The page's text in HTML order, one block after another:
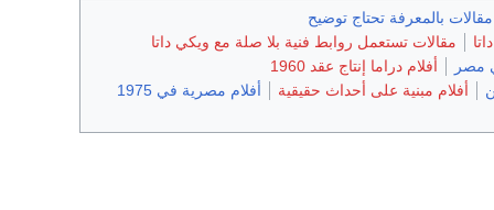
مقالات بالمعرفة تحتاج توضيح
مقالات تستعمل روابط فنية بلا صلة مع ويكي داتا
مصر
أفلام دراما إنتاج عقد 1960
أفلام مبنية على أحداث حقيقية
أفلام مصرية في 1975